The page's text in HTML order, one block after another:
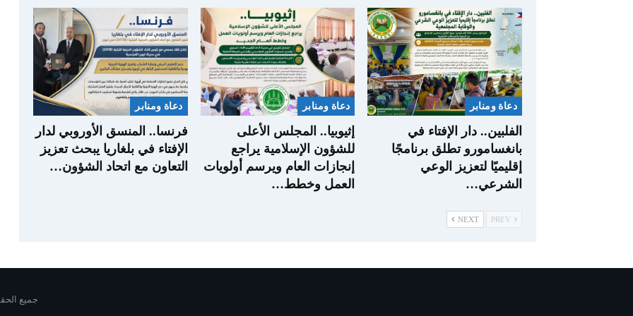
دعاة ومنابر
الفلبين.. دار الإفتاء في
بانغسامورو تطلق برنامجًا
إقليميًا لتعزيز الوعي
الشرعي…
دعاة ومنابر
إثيوبيا.. المجلس الأعلى
للشؤون الإسلامية يراجع
إنجازات العام ويرسم أولويات
العمل وخطط…
دعاة ومنابر
فرنسا.. المنسق الأوروبي لدار
الإفتاء في بلغاريا يبحث تعزيز
التعاون مع اتحاد الشؤون…
NEXT
جميع الحقوق محفوظة